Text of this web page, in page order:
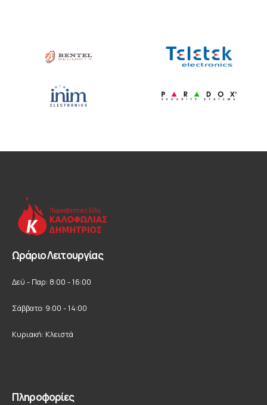
Ωράριο Λειτουργίας
Δεύ - Παρ: 8:00 - 16:00
Σάββατο: 9:00 - 14:00
Κυριακή: Κλειστά
Πληροφορίες